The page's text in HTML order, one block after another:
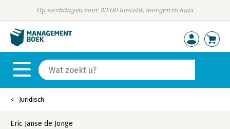
Op werkdagen voor 23:00 besteld, morgen in huis
Juridisch
Eric Janse de Jonge